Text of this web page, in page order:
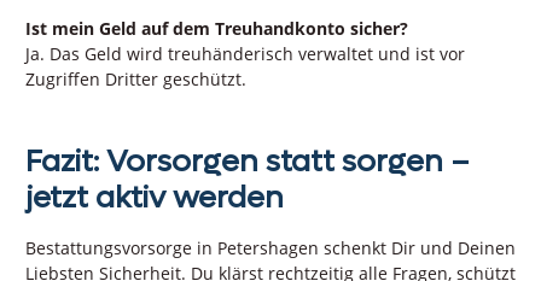
Ist mein Geld auf dem Treuhandkonto sicher?
Ja. Das Geld wird treuhänderisch verwaltet und ist vor
Zugriffen Dritter geschützt.
Fazit: Vorsorgen statt sorgen –
jetzt aktiv werden
Bestattungsvorsorge in Petershagen schenkt Dir und Deinen
Liebsten Sicherheit. Du klärst rechtzeitig alle Fragen, schützt